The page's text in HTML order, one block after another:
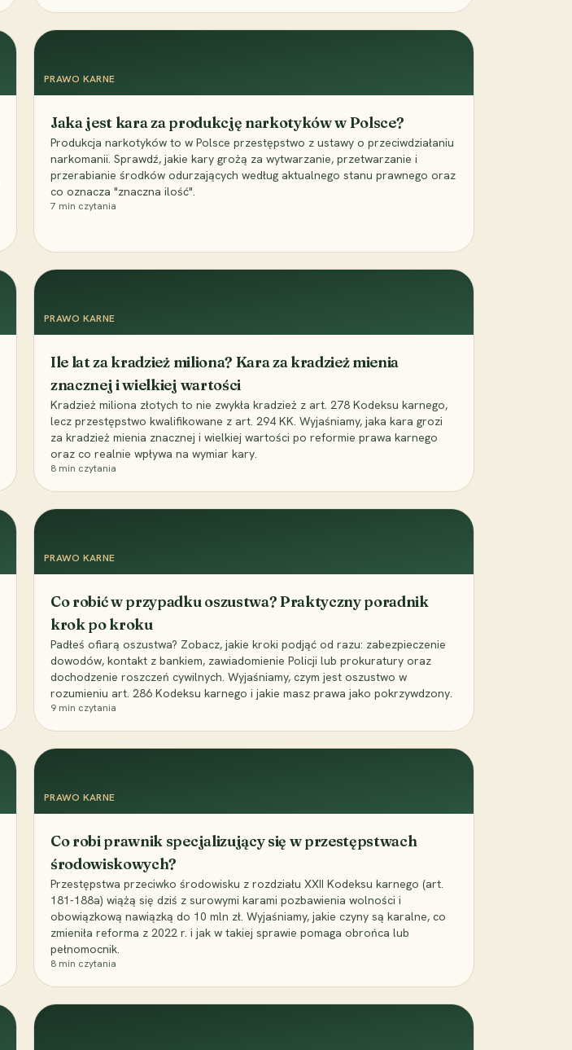
PRAWO KARNE
Jaka jest kara za produkcję narkotyków w Polsce?
Produkcja narkotyków to w Polsce przestępstwo z ustawy o przeciwdziałaniu
narkomanii. Sprawdź, jakie kary grożą za wytwarzanie, przetwarzanie i
przerabianie środków odurzających według aktualnego stanu prawnego oraz
co oznacza "znaczna ilość".
7 min czytania
PRAWO KARNE
Ile lat za kradzież miliona? Kara za kradzież mienia
znacznej i wielkiej wartości
Kradzież miliona złotych to nie zwykła kradzież z art. 278 Kodeksu karnego,
lecz przestępstwo kwalifikowane z art. 294 KK. Wyjaśniamy, jaka kara grozi
za kradzież mienia znacznej i wielkiej wartości po reformie prawa karnego
oraz co realnie wpływa na wymiar kary.
8 min czytania
PRAWO KARNE
Co robić w przypadku oszustwa? Praktyczny poradnik
krok po kroku
Padłeś ofiarą oszustwa? Zobacz, jakie kroki podjąć od razu: zabezpieczenie
dowodów, kontakt z bankiem, zawiadomienie Policji lub prokuratury oraz
dochodzenie roszczeń cywilnych. Wyjaśniamy, czym jest oszustwo w
rozumieniu art. 286 Kodeksu karnego i jakie masz prawa jako pokrzywdzony.
9 min czytania
PRAWO KARNE
Co robi prawnik specjalizujący się w przestępstwach
środowiskowych?
Przestępstwa przeciwko środowisku z rozdziału XXII Kodeksu karnego (art.
181-188a) wiążą się dziś z surowymi karami pozbawienia wolności i
obowiązkową nawiązką do 10 mln zł. Wyjaśniamy, jakie czyny są karalne, co
zmieniła reforma z 2022 r. i jak w takiej sprawie pomaga obrońca lub
pełnomocnik.
8 min czytania